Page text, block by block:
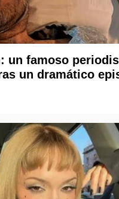
un famoso
un dramático